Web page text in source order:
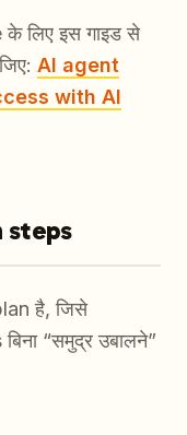
लिए इस गाइड से
AI agent
with AI
steps
है, जिसे
“समुद्र उबालने”